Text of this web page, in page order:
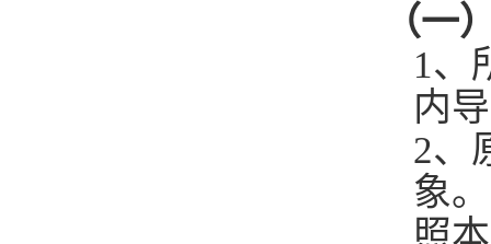
（一
1、
内
2、
象